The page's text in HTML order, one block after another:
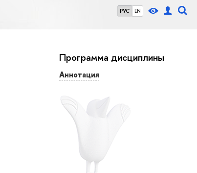
РУС EN
Программа дисциплины
Аннотация